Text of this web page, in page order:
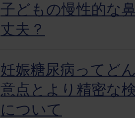
子どもの慢性的な
丈夫？
妊娠糖尿病ってど
意点とより精密な
について